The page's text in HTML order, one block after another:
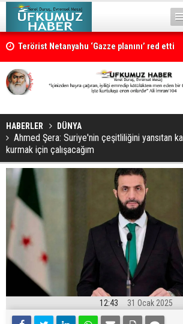
Terörist Netanyahu ‘Gazze planını’ red etti
HABERLER DÜNYA
Ahmed Şera: Suriye'nin çeşitliliğini yansıtan
kurmak için çalışacağım
12:43 31 Ocak 2025